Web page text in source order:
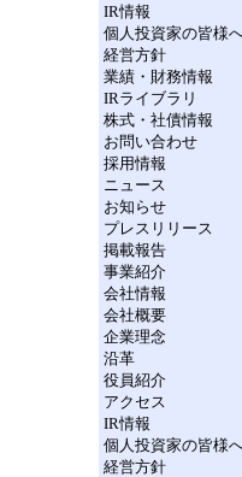
IR情報
個人投資家の皆様
経営方針
業績・財務情報
IRライブラリ
株式・社債情報
お問い合わせ
採用情報
ニュース
お知らせ
プレスリリース
掲載報告
事業紹介
会社情報
会社概要
企業理念
沿革
役員紹介
アクセス
IR情報
個人投資家の皆様
経営方針